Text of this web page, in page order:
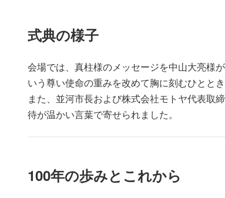
式典の様子
会場では、真柱様のメッセージを中山大亮様
いう尊い使命の重みを改めて胸に刻むひととき
また、並河市長および株式会社モトヤ代表取
待が温かい言葉で寄せられました。
100年の歩みとこれから